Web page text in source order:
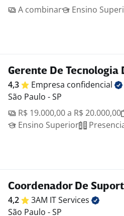
A combinar
Ensino
Gerente De Tecnologia
4,3 Empresa confidencial
São Paulo - SP
R$ 19.000,00 a R$ 20.000,00
Ensino Superior
Coordenador De
4,2 3AM ITServices
São Paulo - SP